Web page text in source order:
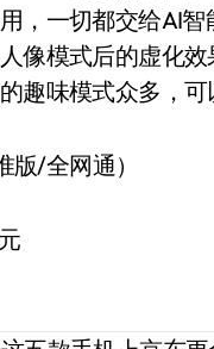
，一切都交给AI
像模式后的虚化
趣味模式众多，
版/全网通）